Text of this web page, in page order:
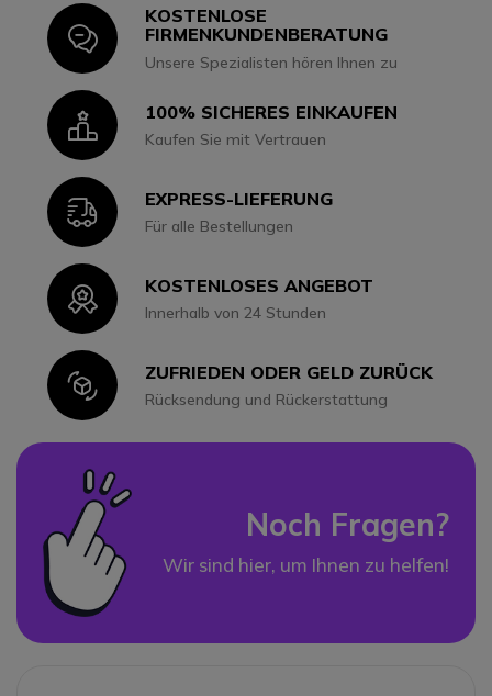
Icon
KOSTENLOSE
FIRMENKUNDENBERATUNG
Unsere Spezialisten hören Ihnen zu
Icon100% SICHERES EINKAUFEN
Kaufen Sie mit Vertrauen
IconEXPRESS-LIEFERUNG
Für alle Bestellungen
IconKOSTENLOSES ANGEBOT
Innerhalb von 24 Stunden
IconZUFRIEDEN ODER GELD ZURÜCK
Rücksendung und Rückerstattung
Noch Fragen?
Wir sind hier, um Ihnen zu helfen!